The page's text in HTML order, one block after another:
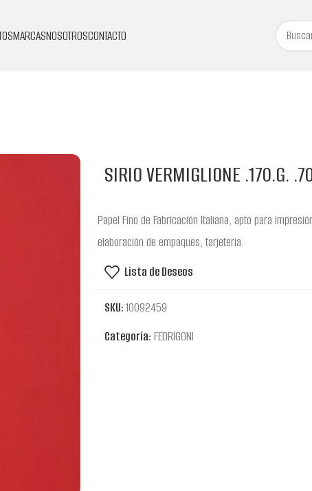
MARCASNOSOTROSCONTACTO
SIRIO VERMIGLIONE .170.G.
Papel Fino de Fabricación Italiana, apto para
elaboración de empaques, tarjeteria.
Lista de Deseos
SKU:10092459
Categoría: FEDRIGONI